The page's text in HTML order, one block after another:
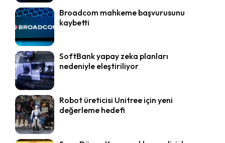
Broadcom mahkeme başvurusunu
kaybetti
SoftBank yapay zeka planları
nedeniyle eleştiriliyor
Robot üreticisi Unitree için yeni
değerleme hedefi